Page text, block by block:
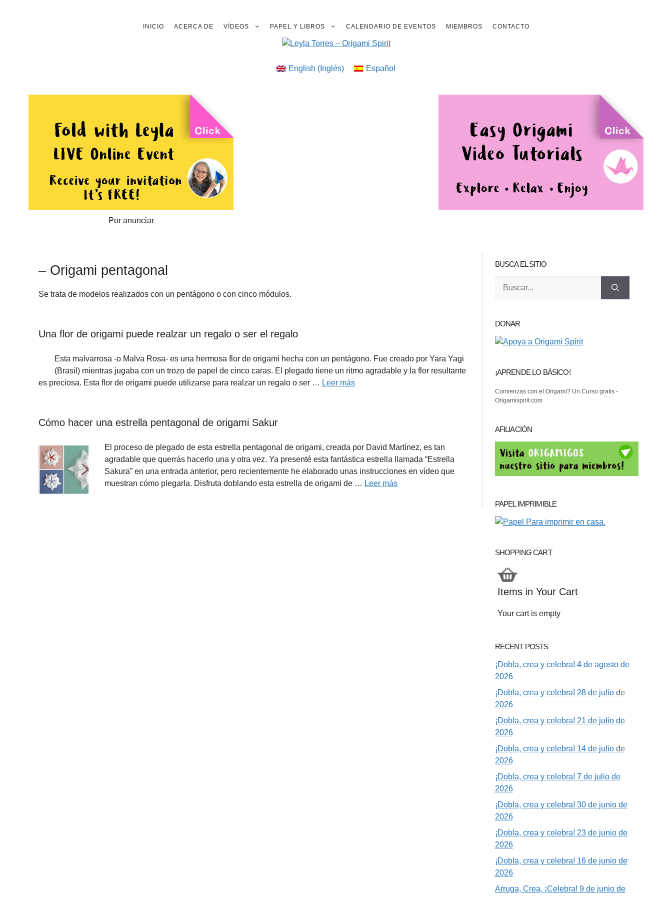
INICIO ACERCA DE VÍDEOS PAPEL Y LIBROS CALENDARIO DE EVENTOS MIEMBROS CONTACTO
English ( Inglés) Español
Por anunciar
– Origami pentagonal
Se trata de modelos realizados con un pentágono o con cinco módulos.
Una flor de origami puede realzar un regalo o ser el regalo
Esta malvarrosa -o Malva Rosa- es una hermosa flor de origami hecha con un pentágono. Fue creado por Yara Yagi
(Brasil) mientras jugaba con un trozo de papel de cinco caras. El plegado tiene un ritmo agradable y la flor resultante
es preciosa. Esta flor de origami puede utilizarse para realzar un regalo o ser … Leer más
Cómo hacer una estrella pentagonal de origami Sakur
El proceso de plegado de esta estrella pentagonal de origami, creada por David Martínez, es tan
agradable que querrás hacerlo una y otra vez. Ya presenté esta fantástica estrella llamada “Estrella
Sakura” en una entrada anterior, pero recientemente he elaborado unas instrucciones en vídeo que
muestran cómo plegarla. Disfruta doblando esta estrella de origami de … Leer más
BUSCA EL SITIO
DONAR
¡APRENDE LO BÁSICO!
Comienzas con el Origami? Un Curso gratis -
Origamispirit.com
AFILIACIÓN
PAPEL IMPRIMIBLE
SHOPPING CART
Items in Your Cart
Your cart is empty
RECENT POSTS
¡Dobla, crea y celebra! 4 de agosto de
2026
¡Dobla, crea y celebra! 28 de julio de
2026
¡Dobla, crea y celebra! 21 de julio de
2026
¡Dobla, crea y celebra! 14 de julio de
2026
¡Dobla, crea y celebra! 7 de julio de
2026
¡Dobla, crea y celebra! 30 de junio de
2026
¡Dobla, crea y celebra! 23 de junio de
2026
¡Dobla, crea y celebra! 16 de junio de
2026
Arruga, Crea, ¡Celebra! 9 de junio de